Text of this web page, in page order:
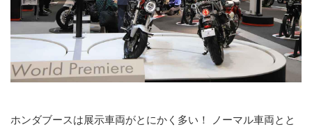
ホンダブースは展示車両がとにかく多い！ ノーマル車両とと